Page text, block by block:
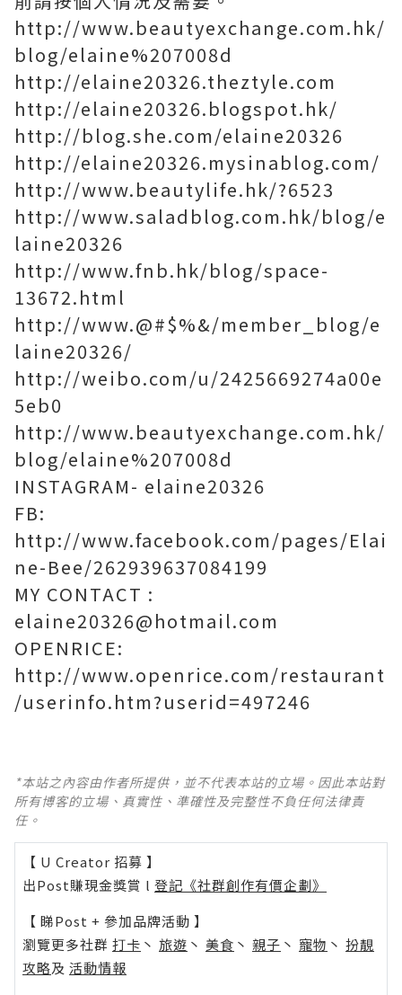
http://www.beautyexchange.com.hk/
blog/elaine%207008d
http://elaine20326.theztyle.com
http://elaine20326.blogspot.hk/
http://blog.she.com/elaine20326
http://elaine20326.mysinablog.com/
http://www.beautylife.hk/?6523
http://www.saladblog.com.hk/blog/e
laine20326
http://www.fnb.hk/blog/space-
13672.html
http://www.@#$%&/member_blog/e
laine20326/
http://weibo.com/u/2425669274a00e
5eb0
http://www.beautyexchange.com.hk/
blog/elaine%207008d
INSTAGRAM- elaine20326
FB:
http://www.facebook.com/pages/Elai
ne-Bee/262939637084199
MY CONTACT :
elaine20326@hotmail.com
OPENRICE:
http://www.openrice.com/restaurant
/userinfo.htm?userid=497246
*本站之內容由作者所提供，並不代表本站的立場。因此本站對
所有博客的立場、真實性、準確性及完整性不負任何法律責
任。
【 U Creator 招募 】
出Post賺現金獎賞 l 登記《社群創作有價企劃》
【 睇Post + 參加品牌活動 】
瀏覽更多社群 打卡 丶 旅遊 丶 美食 丶 親子 丶 寵物 丶 扮靚
攻略及 活動情報